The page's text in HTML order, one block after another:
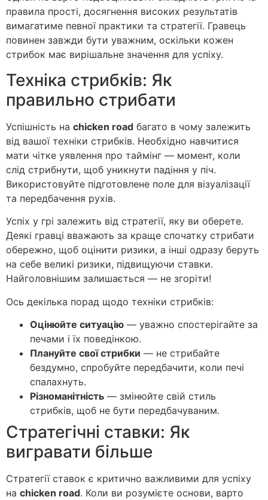
правила прості, досягнення високих результатів
вимагатиме певної практики та стратегії. Гравець
повинен завжди бути уважним, оскільки кожен
стрибок має вирішальне значення для успіху.
Техніка стрибків: Як
правильно стрибати
Успішність на chicken road багато в чому залежить
від вашої техніки стрибків. Необхідно навчитися
мати чітке уявлення про таймінг — момент, коли
слід стрибнути, щоб уникнути падіння у піч.
Використовуйте підготовлене поле для візуалізації
та передбачення рухів.
Успіх у грі залежить від стратегії, яку ви оберете.
Деякі гравці вважають за краще спочатку стрибати
обережно, щоб оцінити ризики, а інші одразу беруть
на себе великі ризики, підвищуючи ставки.
Найголовнішим залишається — не згоріти!
Ось декілька порад щодо техніки стрибків:
Оцінюйте ситуацію — уважно спостерігайте за
печами і їх поведінкою.
Плануйте свої стрибки — не стрибайте
бездумно, спробуйте передбачити, коли печі
спалахнуть.
Різноманітність — змінюйте свій стиль
стрибків, щоб не бути передбачуваним.
Стратегічні ставки: Як
вигравати більше
Стратегії ставок є критично важливими для успіху
на chicken road. Коли ви розумієте основи, варто